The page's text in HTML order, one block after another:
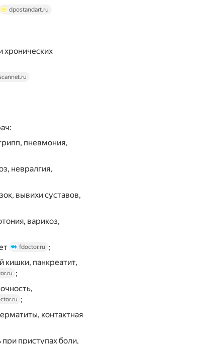
dpostandart.ru
хронических
пневмония,
невралгия,
вывихи суставов,
варикоз,
fdoctor.ru ;
кишки, панкреатит,
;
;
контактная
приступах боли,